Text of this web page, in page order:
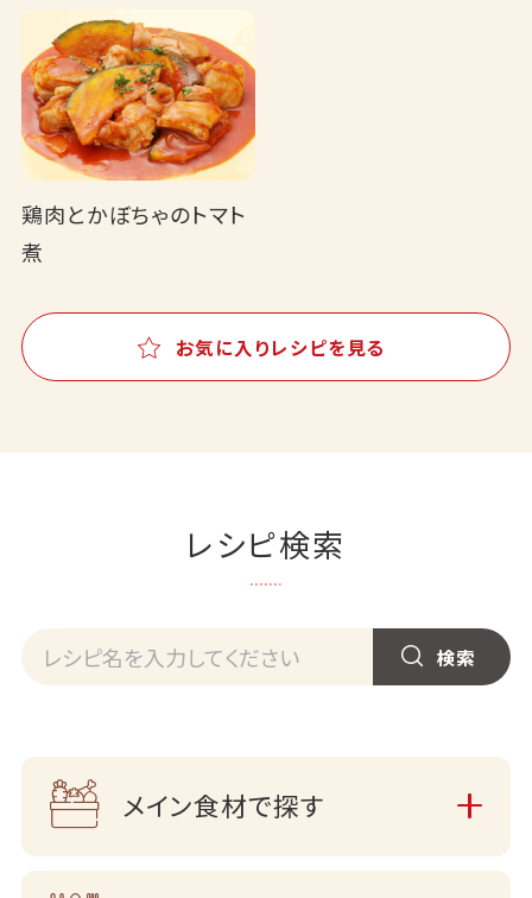
鶏肉とかぼちゃのトマト
煮
お気に入りレシピを見る
レシピ検索
メイン食材で探す